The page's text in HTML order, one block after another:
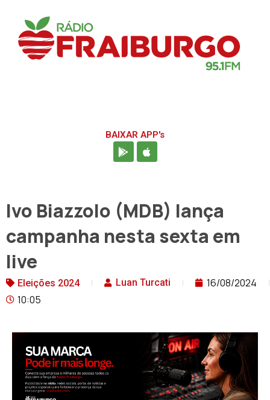
BAIXAR APP's
Ivo Biazzolo (MDB) lança
campanha nesta sexta em
live
Eleições 2024 Luan Turcati
16/08/2024
10:05